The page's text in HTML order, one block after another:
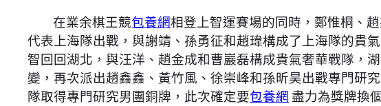
在業余棋王競包養網相登上智運賽場的同時，鄭惟桐、
代表上海隊出戰，與謝靖、孫勇征和趙瑋構成了上海隊的貴
智回回湖北，與汪洋、趙金成和曹巖磊構成貴氣奢華戰隊，
變，再次派出趙鑫鑫、黃竹風、徐崇峰和孫昕昊出戰專門研
隊取得專門研究男團銅牌，此次確定要包養網 盡力為獎牌換